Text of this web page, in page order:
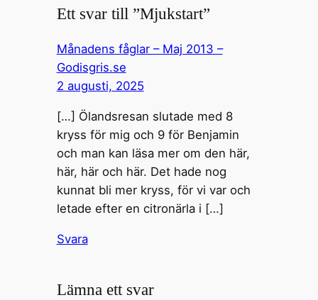
Ett svar till ”Mjukstart”
Månadens fåglar – Maj 2013 –
Godisgris.se
2 augusti, 2025
[…] Ölandsresan slutade med 8
kryss för mig och 9 för Benjamin
och man kan läsa mer om den här,
här, här och här. Det hade nog
kunnat bli mer kryss, för vi var och
letade efter en citronärla i […]
Svara
Lämna ett svar